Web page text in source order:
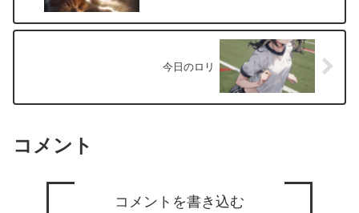
今日のロリ
コメント
コメントを書き込む